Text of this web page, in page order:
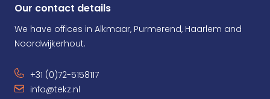
Our contact details
We have offices in Alkmaar, Purmerend, Haarlem and
Noordwijkerhout.
+31 (0)72-5158117
info@tekz.nl